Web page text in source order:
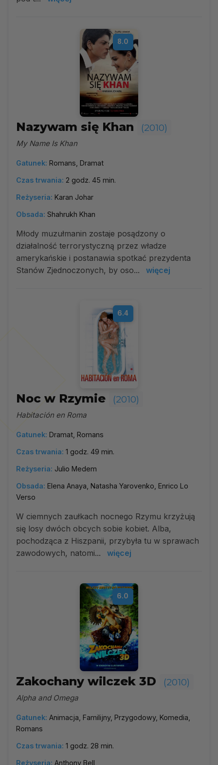
8.0
Nazywam się Khan (2010)
My Name Is Khan
Gatunek: Romans, Dramat
Czas trwania: 2 godz. 45 min.
Reżyseria: Karan Johar
Obsada: Shahrukh Khan
Młody muzułmanin zostaje posądzony o
działalność terrorystyczną przez władze
amerykańskie i postanawia spotkać prezydenta
Stanów Zjednoczonych, by oso...
więcej
6.4
Noc w Rzymie (2010)
Habitación en Roma
Gatunek: Dramat, Romans
Czas trwania: 1 godz. 49 min.
Reżyseria: Julio Medem
Obsada: Elena Anaya, Natasha Yarovenko, Enrico Lo
Verso
W ciemnych zaułkach nocnego Rzymu krzyżują
się losy dwóch obcych sobie kobiet. Alba,
pochodząca z Hiszpanii, przybyła tu w sprawach
zawodowych, natomi...
więcej
6.0
Zakochany wilczek 3D (2010)
Alpha and Omega
Gatunek: Animacja, Familijny, Przygodowy, Komedia,
Romans
Czas trwania: 1 godz. 28 min.
Reżyseria: Anthony Bell